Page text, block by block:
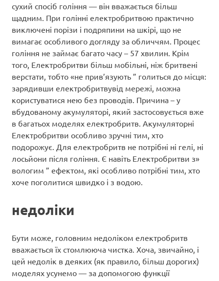
сухий спосіб гоління — він вважається більш
щадним. При голінні електробритвою практично
виключені порізи і подряпини на шкірі, що не
вимагає особливого догляду за обличчям. Процес
гоління не займає багато часу – 57 хвилин. Крім
того, Електробритви більш мобільні, ніж бритвені
верстати, тобто «не прив’язують ” голиться до місця:
зарядивши електробритвувід мережі, можна
користуватися нею без проводів. Причина – у
вбудованому акумуляторі, який застосовується вже
в багатьох моделях електробритв. Акумуляторні
Електробритви особливо зручні тим, хто
подорожує. Для електробритв не потрібні ні гелі, ні
лосьйони після гоління. Є навіть Електробритви з»
вологим ” ефектом, які особливо потрібні тим, хто
хоче поголитися швидко і з водою.
недоліки
Бути може, головним недоліком електробритв
вважається їх стомлююча чистка. Хоча, звичайно, і
цей недолік в деяких (як правило, більш дорогих)
моделях усунемо — за допомогою функції